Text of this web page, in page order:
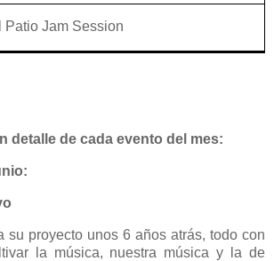
Patio Jam Session
detalle de cada evento del mes:
su proyecto unos 6 años atrás, todo con
la música, nuestra música y la de